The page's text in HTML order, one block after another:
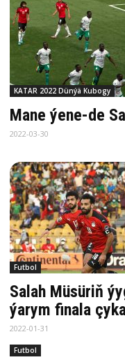
KATAR 2022 Dünýä Kubogy
Mane ýene-de
2022-03-30
Futbol
Salah Müsüriň
ýarym finala
2022-01-31
Futbol